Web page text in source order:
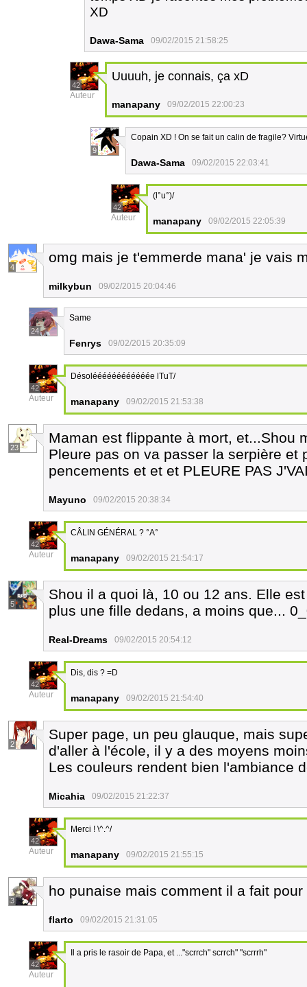
XD
Dawa-Sama 09/02/2015 21:58:25
42
Auteur
Uuuuh, je connais, ça xD
manapany 09/02/2015 22:00:23
9
Copain XD ! On se fait un calin de fragile?
Dawa-Sama 09/02/2015 22:03:41
42
Auteur
(l°u°)/
manapany 09/02/2015 22:05:39
4
omg mais je t'emmerde mana' je vais
milkybun 09/02/2015 20:04:46
24
Same
Fenrys 09/02/2015 20:35:09
42
Auteur
Désoléééééééééééée lTuT/
manapany 09/02/2015 21:53:38
23
Maman est flippante à mort, et...Shou
Pleure pas on va passer la serpière et
pencements et et et PLEURE PAS
Mayuno 09/02/2015 20:38:34
42
Auteur
CÂLIN GÉNÉRAL ? °A°
manapany 09/02/2015 21:54:17
5
Shou il a quoi là, 10 ou 12 ans. Elle
plus une fille dedans, a moins que...
Real-Dreams 09/02/2015 20:54:12
42
Auteur
Dis, dis ? =D
manapany 09/02/2015 21:54:40
2
Super page, un peu glauque, mais
d'aller à l'école, il y a des moyens
Les couleurs rendent bien l'ambiance
Micahia 09/02/2015 21:22:37
42
Auteur
Merci ! \^.^/
manapany 09/02/2015 21:55:15
3
ho punaise mais comment il a fait
flarto 09/02/2015 21:31:05
42
Auteur
Il a pris le rasoir de Papa, et ..."scrrch" scrrch" "scrrrh"